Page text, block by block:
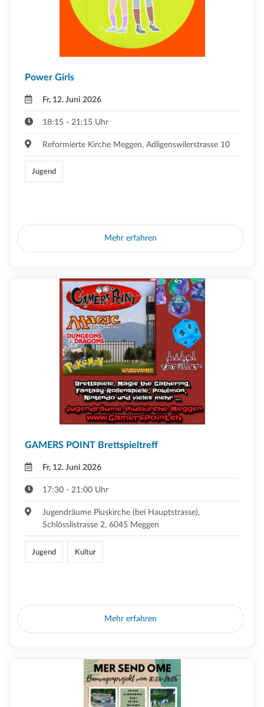
Power Girls
Fr, 12. Juni 2026
18:15 - 21:15 Uhr
Reformierte Kirche Meggen, Adligenswilerstrasse 10
Jugend
Mehr erfahren
GAMERS POINT Brettspieltreff
Fr, 12. Juni 2026
17:30 - 21:00 Uhr
Jugendräume Piuskirche (bei Hauptstrasse),
Schlösslistrasse 2, 6045 Meggen
Jugend Kultur
Mehr erfahren